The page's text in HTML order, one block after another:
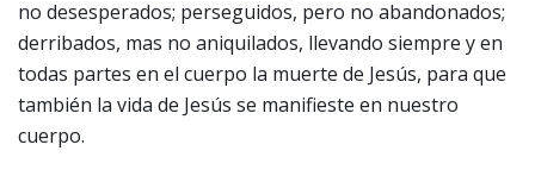
no desesperados; perseguidos, pero no abandonados;
derribados, mas no aniquilados, llevando siempre y en
todas partes en el cuerpo la muerte de Jesús, para que
también la vida de Jesús se manifieste en nuestro
cuerpo.